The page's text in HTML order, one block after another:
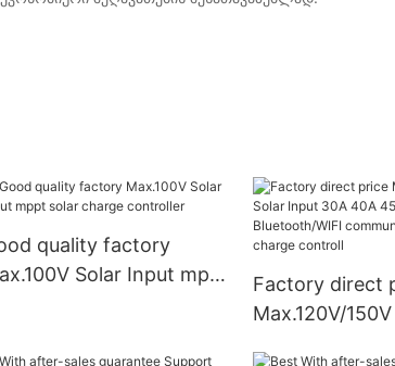
quality factory
Solar Input mppt
Factory direct
Max.120V/